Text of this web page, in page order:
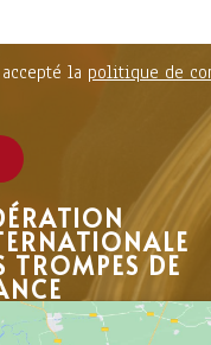
la politique de
TROMPES DE